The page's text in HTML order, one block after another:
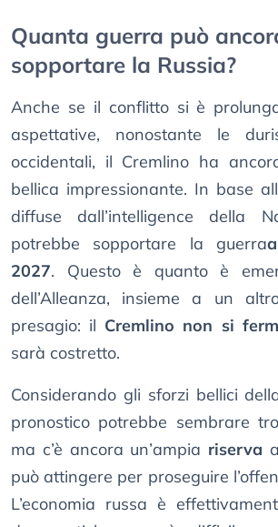
Quanta guerra può
sopportare la Russia?
Anche se il conflitto si è
aspettative, nonostante le
occidentali, il Cremlino ha
bellica impressionante. In base
diffuse dall’intelligence della
potrebbe sopportare la guerra
2027. Questo è quanto è
dell’Alleanza, insieme a un
presagio: il Cremlino non si
sarà costretto.
Considerando gli sforzi bellici
pronostico potrebbe sembrare
ma c’è ancora un’ampia riserva
può attingere per proseguire
L’economia russa è